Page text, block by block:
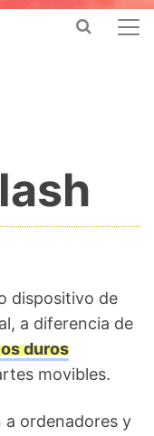
dispositivo de
a diferencia de
duros
movibles.
a ordenadores y